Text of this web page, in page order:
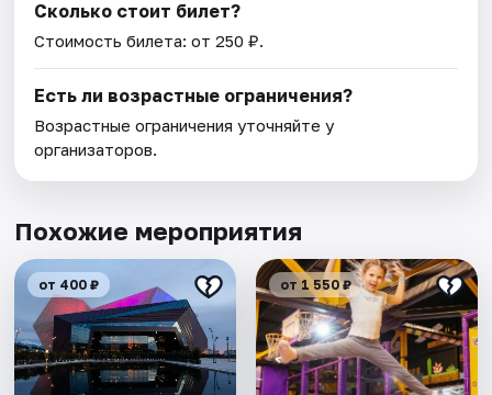
Сколько стоит билет?
Стоимость билета: от 250 ₽.
Есть ли возрастные ограничения?
Возрастные ограничения уточняйте у
организаторов.
Похожие мероприятия
от 400 ₽ от 1 550 ₽